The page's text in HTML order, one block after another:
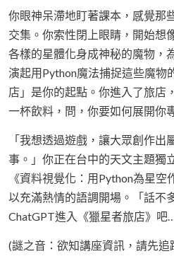
你眼神呆滯地盯著課本，感覺那
交集。你索性閉上眼睛，開始想
各樣的星體化身成神秘的魔物，
演起用Python魔法捕捉這些魔物
店」是你的起點。你進入了旅店
一杯飲料，問，你要如何展開你
「我想透過遊戲，讓大眾創作出
事。」你正在台中的天文主題獨
《資料視覺化：用Python為星
以充滿熱情的語調開場。「話不
ChatGPT進入《獵星者旅店》吧
(謎之音：欲知講座資訊，請先追